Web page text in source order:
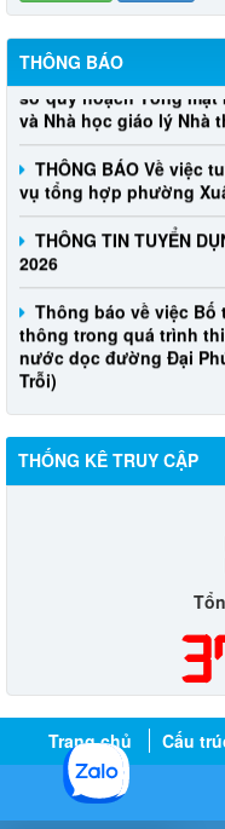
THÔNG BÁO
Thông báo Về việc lấy
sơ quy hoạch Tổng mặt
và Nhà học giáo lý Nhà
THÔNG BÁO Về việc
vụ tổng hợp phường
THÔNG TIN TUYỂN
2026
Thông báo về việc
thông trong quá trình
nước dọc đường Đại
Trỗi)
THỐNG KÊ TRUY CẬP
Trang chủ Cấu